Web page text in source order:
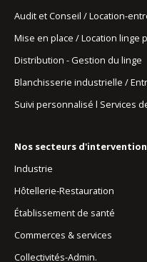
Audit et Conseil / Location-
Mise en place / Location linge
Distribution - Gestion du linge
Blanchisserie industrielle /
Suivi personnalisé l Services
Nos secteurs d'intervention
Industrie
Hôtellerie-Restauration
Établissement de santé
Commerces & services
Collectivités-Admin.